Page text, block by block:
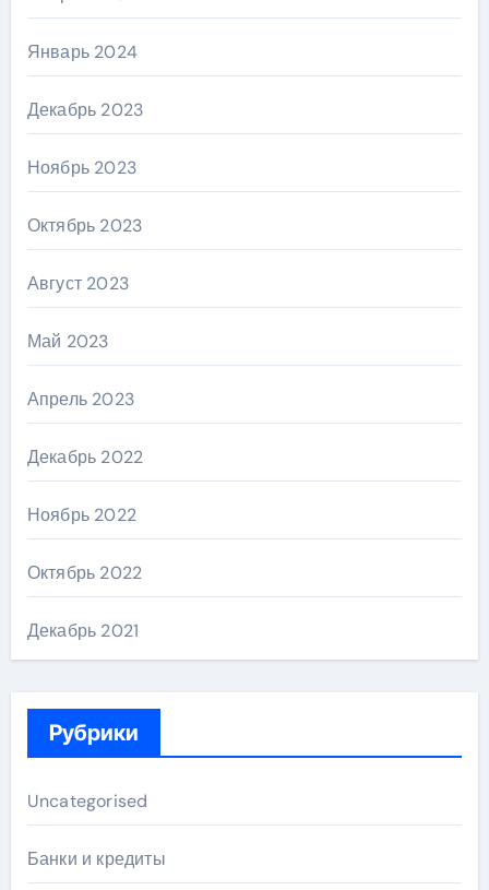
Январь 2024
Декабрь 2023
Ноябрь 2023
Октябрь 2023
Август 2023
Май 2023
Апрель 2023
Декабрь 2022
Ноябрь 2022
Октябрь 2022
Декабрь 2021
Рубрики
Uncategorised
Банки и кредиты